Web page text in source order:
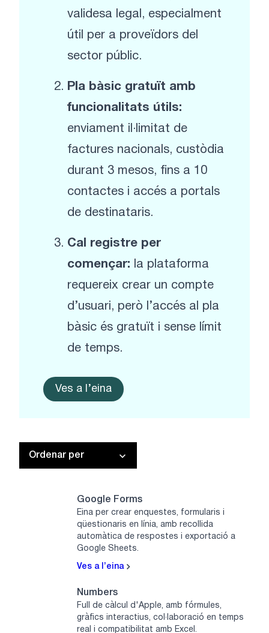
validesa legal, especialment
útil per a proveïdors del
sector públic.
Pla bàsic gratuït amb
funcionalitats útils:
enviament il·limitat de
factures nacionals, custòdia
durant 3 mesos, fins a 10
contactes i accés a portals
de destinataris.
Cal registre per
començar: la plataforma
requereix crear un compte
d’usuari, però l’accés al pla
bàsic és gratuït i sense límit
de temps.
Ves a l’eina
Ordenar per
Google Forms
Eina per crear enquestes, formularis i
qüestionaris en línia, amb recollida
automàtica de respostes i exportació a
Google Sheets.
Ves a l’eina
Numbers
Full de càlcul d'Apple, amb fórmules,
gràfics interactius, col·laboració en temps
real i compatibilitat amb Excel.